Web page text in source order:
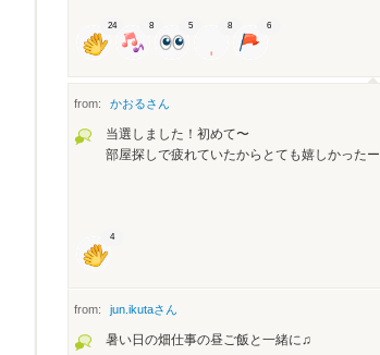
24 8 5 8 6
from: かおるさん
当選しました！初めて〜
部屋探しで疲れていたからとても嬉しかったー
4
from: jun.ikutaさん
暑い日の畑仕事の昼ご飯と一緒に♫